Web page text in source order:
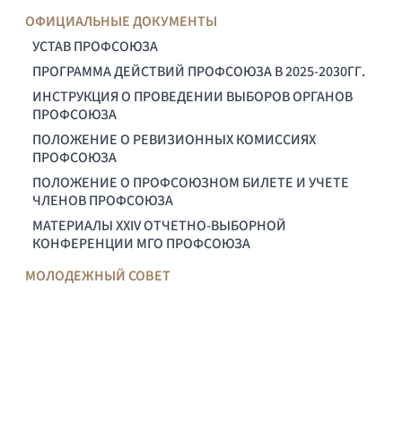
ОФИЦИАЛЬНЫЕ ДОКУМЕНТЫ
УСТАВ ПРОФСОЮЗА
ПРОГРАММА ДЕЙСТВИЙ ПРОФСОЮЗА В 2025-2030ГГ.
ИНСТРУКЦИЯ О ПРОВЕДЕНИИ ВЫБОРОВ ОРГАНОВ
ПРОФСОЮЗА
ПОЛОЖЕНИЕ О РЕВИЗИОННЫХ КОМИССИЯХ
ПРОФСОЮЗА
ПОЛОЖЕНИЕ О ПРОФСОЮЗНОМ БИЛЕТЕ И УЧЕТЕ
ЧЛЕНОВ ПРОФСОЮЗА
МАТЕРИАЛЫ XXIV ОТЧЕТНО-ВЫБОРНОЙ
КОНФЕРЕНЦИИ МГО ПРОФСОЮЗА
МОЛОДЕЖНЫЙ СОВЕТ